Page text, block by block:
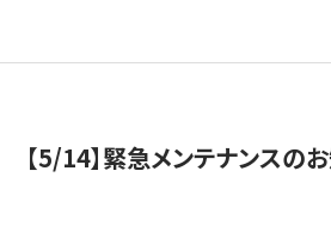
【5/14】緊急メンテナンスの